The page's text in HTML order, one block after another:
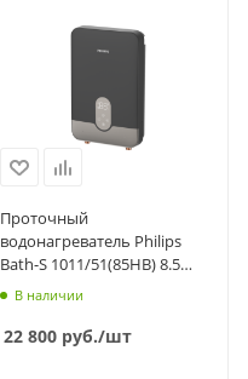
Проточный
водонагреватель Philips
Bath-S 1011/51(85HB) 8.5
кВтВ наличии
22 800 руб./шт